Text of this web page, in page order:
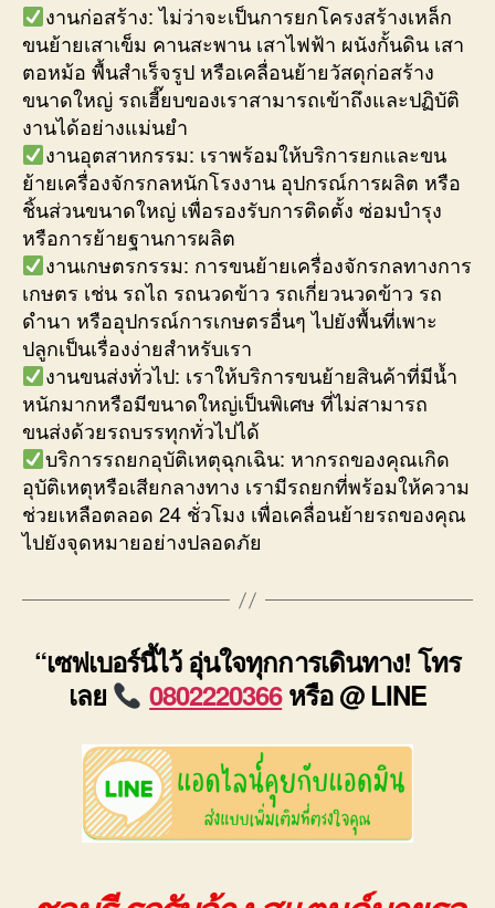
งานก่อสร้าง: ไม่ว่าจะเป็นการยกโครงสร้างเหล็ก
ขนย้ายเสาเข็ม คานสะพาน เสาไฟฟ้า ผนังกั้นดิน เสา
ตอหม้อ พื้นสำเร็จรูป หรือเคลื่อนย้ายวัสดุก่อสร้าง
ขนาดใหญ่ รถเฮี๊ยบของเราสามารถเข้าถึงและปฏิบัติ
งานได้อย่างแม่นยำ
งานอุตสาหกรรม: เราพร้อมให้บริการยกและขน
ย้ายเครื่องจักรกลหนักโรงงาน อุปกรณ์การผลิต หรือ
ชิ้นส่วนขนาดใหญ่ เพื่อรองรับการติดตั้ง ซ่อมบำรุง
หรือการย้ายฐานการผลิต
งานเกษตรกรรม: การขนย้ายเครื่องจักรกลทางการ
เกษตร เช่น รถไถ รถนวดข้าว รถเกี่ยวนวดข้าว รถ
ดำนา หรืออุปกรณ์การเกษตรอื่นๆ ไปยังพื้นที่เพาะ
ปลูกเป็นเรื่องง่ายสำหรับเรา
งานขนส่งทั่วไป: เราให้บริการขนย้ายสินค้าที่มีน้ำ
หนักมากหรือมีขนาดใหญ่เป็นพิเศษ ที่ไม่สามารถ
ขนส่งด้วยรถบรรทุกทั่วไปได้
บริการรถยกอุบัติเหตุฉุกเฉิน: หากรถของคุณเกิด
อุบัติเหตุหรือเสียกลางทาง เรามีรถยกที่พร้อมให้ความ
ช่วยเหลือตลอด 24 ชั่วโมง เพื่อเคลื่อนย้ายรถของคุณ
ไปยังจุดหมายอย่างปลอดภัย
“เซฟเบอร์นี้ไว้ อุ่นใจทุกการเดินทาง! โทร
เลย
0802220366หรือ @ LINE